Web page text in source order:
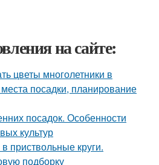
на сайте:
цветы многолетники в
посадки, планирование
посадок. Особенности
культур
приствольные круги.
подборку